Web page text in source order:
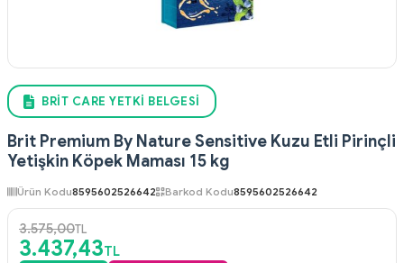
BRIT CARE YETKI BELGESI
Brit Premium By Nature Sensitive Kuzu Etli Pirinçli
Yetişkin Köpek Maması 15 kg
Ürün Kodu8595602526642 Barkod Kodu8595602526642
3.575,00TL
3.437,43TL